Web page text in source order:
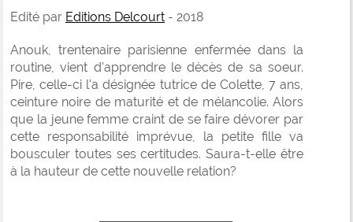
Edité par Editions Delcourt - 2018
Anouk, trentenaire parisienne enfermée dans la
routine, vient d'apprendre le décès de sa soeur.
Pire, celle-ci l'a désignée tutrice de Colette, 7 ans,
ceinture noire de maturité et de mélancolie. Alors
que la jeune femme craint de se faire dévorer par
cette responsabilité imprévue, la petite fille va
bousculer toutes ses certitudes. Saura-t-elle être
à la hauteur de cette nouvelle relation?